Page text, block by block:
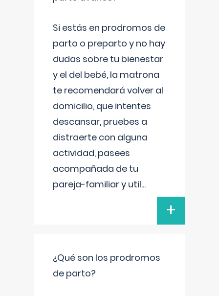
Si estás en prodromos de
parto o preparto y no hay
dudas sobre tu bienestar
y el del bebé, la matrona
te recomendará volver al
domicilio, que intentes
descansar, pruebes a
distraerte con alguna
actividad, pasees
acompañada de tu
pareja-familiar y util...
+
¿Qué son los prodromos
de parto?